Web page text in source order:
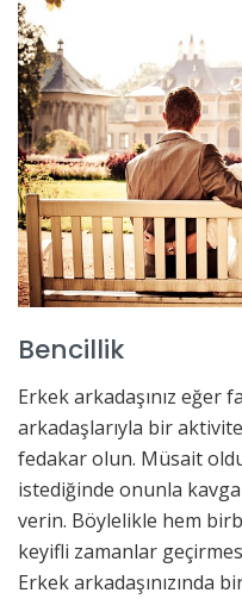
Bencillik
Erkek arkadaşınız eğer
arkadaşlarıyla bir
fedakar olun. Müsait
istediğinde onunla
verin. Böylelikle hem
keyifli zamanlar
Erkek arkadaşınızında